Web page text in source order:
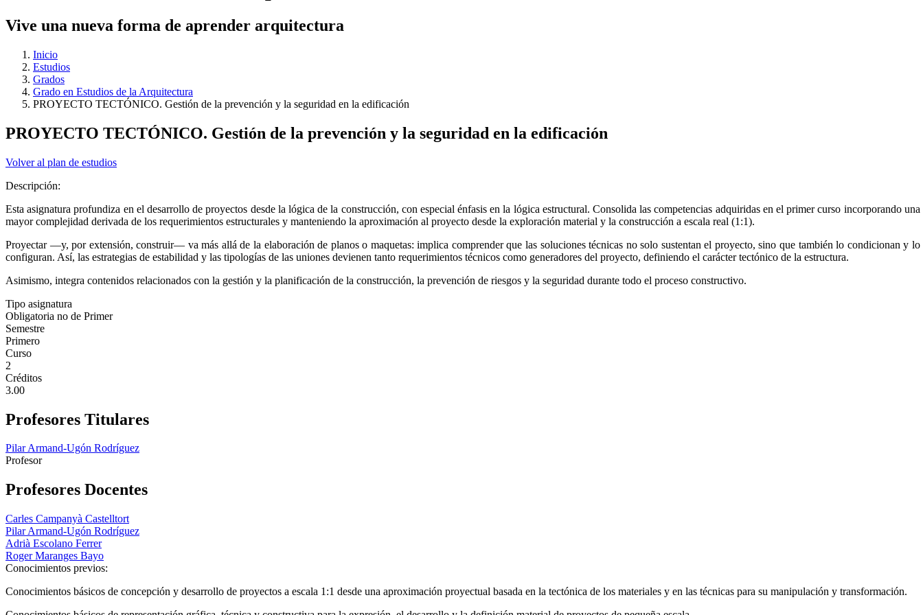
Vive una nueva forma de aprender arquitectura
Inicio
Estudios
Grados
Grado en Estudios de la Arquitectura
PROYECTO TECTÓNICO. Gestión de la prevención y la seguridad en la edificación
PROYECTO TECTÓNICO. Gestión de la prevención y la seguridad en la edificación
Volver al plan de estudios
Descripción:
Esta asignatura profundiza en el desarrollo de proyectos desde la lógica de la construcción, con especial énfasis en la lógica estructural. Consolida las competencias adquiridas en el primer curso incorporando una
mayor complejidad derivada de los requerimientos estructurales y manteniendo la aproximación al proyecto desde la exploración material y la construcción a escala real (1:1).
Proyectar —y, por extensión, construir— va más allá de la elaboración de planos o maquetas: implica comprender que las soluciones técnicas no solo sustentan el proyecto, sino que también lo condicionan y lo
configuran. Así, las estrategias de estabilidad y las tipologías de las uniones devienen tanto requerimientos técnicos como generadores del proyecto, definiendo el carácter tectónico de la estructura.
Asimismo, integra contenidos relacionados con la gestión y la planificación de la construcción, la prevención de riesgos y la seguridad durante todo el proceso constructivo.
Tipo asignatura
Obligatoria no de Primer
Semestre
Primero
Curso
2
Créditos
3.00
Profesores Titulares
Pilar Armand-Ugón Rodríguez
Profesor
Profesores Docentes
Carles Campanyà Castelltort
Pilar Armand-Ugón Rodríguez
Adrià Escolano Ferrer
Roger Maranges Bayo
Conocimientos previos:
Conocimientos básicos de concepción y desarrollo de proyectos a escala 1:1 desde una aproximación proyectual basada en la tectónica de los materiales y en las técnicas para su manipulación y transformación.